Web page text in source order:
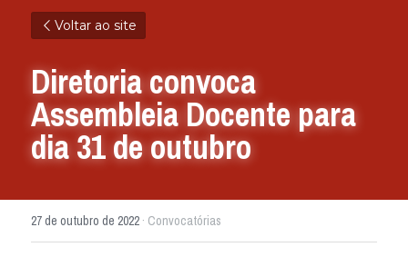
Voltar ao site
Diretoria convoca
Assembleia Docente para
dia 31 de outubro
27 de outubro de 2022 · Convocatórias